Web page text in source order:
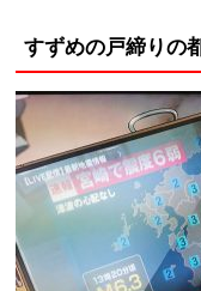
すずめの戸締りの